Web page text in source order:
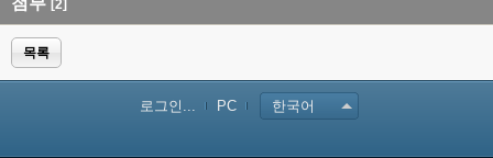
[2]
목록
로그인... PC 한국어